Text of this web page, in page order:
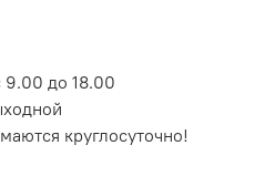
9.00 до 18.00
круглосуточно!